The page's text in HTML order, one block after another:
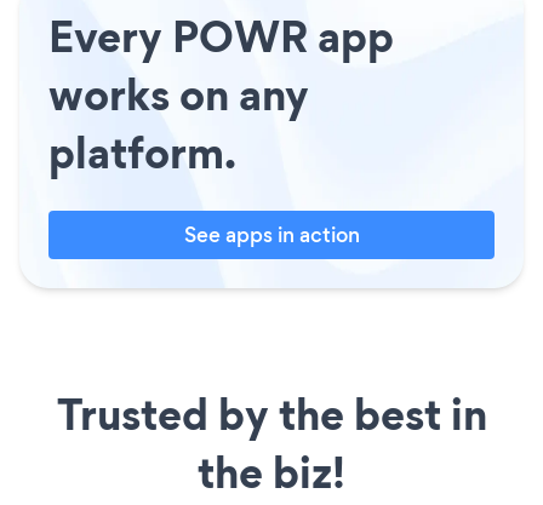
Every POWR app
works on any
platform.
See apps in action
Trusted by the best in
the biz!